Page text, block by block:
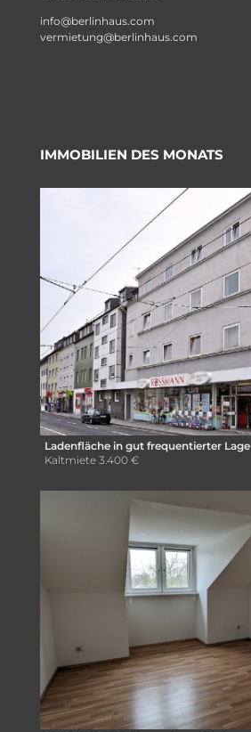
info@berlinhaus.com
vermietung@berlinhaus.com
IMMOBILIEN DES MONATS
Ladenfläche in gut frequentierter Lage
Kaltmiete 3.400 €